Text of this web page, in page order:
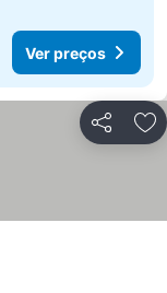
Ver preços
Partilhar